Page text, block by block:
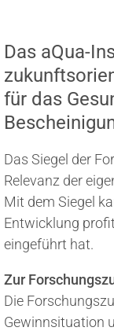
Das aQua-
für das
Das Siegel der
Relevanz der
Mit dem Siegel
Entwicklung
eingeführt hat.
Zur
Die
Gewinnsituation